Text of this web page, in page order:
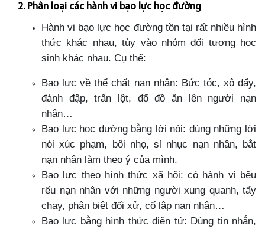
2. Phân loại các hành vi bạo lực học đường
Hành vi bạo lực học đường tồn tại rất nhiều hình
thức khác nhau, tùy vào nhóm đối tượng học
sinh khác nhau. Cụ thể:
Bạo lực về thể chất nạn nhân: Bức tóc, xô đẩy,
đánh đập, trấn lột, đổ đồ ăn lên người nạn
nhân…
Bạo lực học đường bằng lời nói: dùng những lời
nói xúc phạm, bôi nhọ, sỉ nhục nạn nhân, bắt
nạn nhân làm theo ý của mình.
Bạo lực theo hình thức xã hội: có hành vi bêu
rếu nạn nhân với những người xung quanh, tẩy
chay, phân biệt đối xử, cố lập nạn nhân…
Bạo lực bằng hình thức điện tử: Dùng tin nhắn,